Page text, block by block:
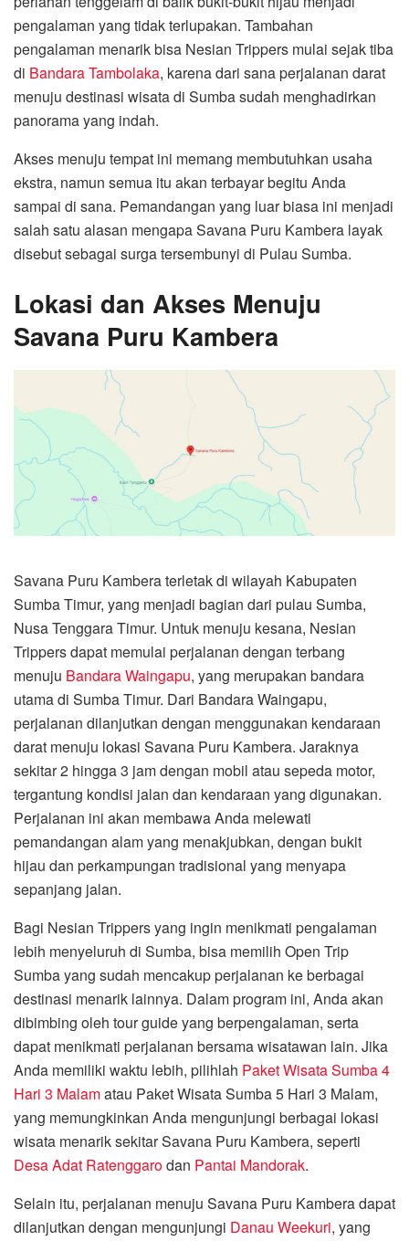
pengalaman yang tidak terlupakan. Tambahan
pengalaman menarik bisa Nesian Trippers mulai sejak tiba
di Bandara Tambolaka, karena dari sana perjalanan darat
menuju destinasi wisata di Sumba sudah menghadirkan
panorama yang indah.
Akses menuju tempat ini memang membutuhkan usaha
ekstra, namun semua itu akan terbayar begitu Anda
sampai di sana. Pemandangan yang luar biasa ini menjadi
salah satu alasan mengapa Savana Puru Kambera layak
disebut sebagai surga tersembunyi di Pulau Sumba.
Lokasi dan Akses Menuju
Savana Puru Kambera
Savana Puru Kambera terletak di wilayah Kabupaten
Sumba Timur, yang menjadi bagian dari pulau Sumba,
Nusa Tenggara Timur. Untuk menuju kesana, Nesian
Trippers dapat memulai perjalanan dengan terbang
menuju Bandara Waingapu, yang merupakan bandara
utama di Sumba Timur. Dari Bandara Waingapu,
perjalanan dilanjutkan dengan menggunakan kendaraan
darat menuju lokasi Savana Puru Kambera. Jaraknya
sekitar 2 hingga 3 jam dengan mobil atau sepeda motor,
tergantung kondisi jalan dan kendaraan yang digunakan.
Perjalanan ini akan membawa Anda melewati
pemandangan alam yang menakjubkan, dengan bukit
hijau dan perkampungan tradisional yang menyapa
sepanjang jalan.
Bagi Nesian Trippers yang ingin menikmati pengalaman
lebih menyeluruh di Sumba, bisa memilih Open Trip
Sumba yang sudah mencakup perjalanan ke berbagai
destinasi menarik lainnya. Dalam program ini, Anda akan
dibimbing oleh tour guide yang berpengalaman, serta
dapat menikmati perjalanan bersama wisatawan lain. Jika
Anda memiliki waktu lebih, pilihlah Paket Wisata Sumba 4
Hari 3 Malamatau Paket Wisata Sumba 5 Hari 3 Malam,
yang memungkinkan Anda mengunjungi berbagai lokasi
wisata menarik sekitar Savana Puru Kambera, seperti
Desa Adat Ratenggarodan Pantai Mandorak.
Selain itu, perjalanan menuju Savana Puru Kambera dapat
dilanjutkan dengan mengunjungi Danau Weekuri, yang